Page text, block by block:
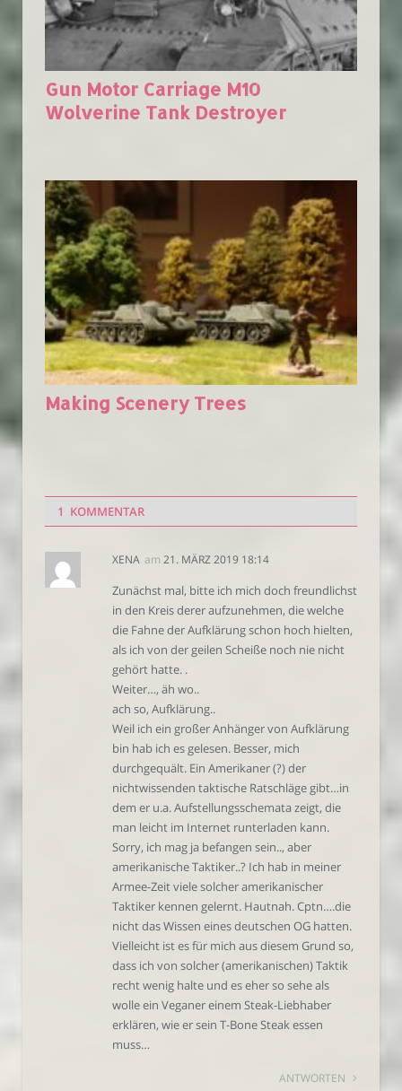
Gun Motor Carriage M10
Wolverine Tank Destroyer
Making Scenery Trees
1 KOMMENTAR
XENA am 21. MÄRZ 2019 18:14
Zunächst mal, bitte ich mich doch freundlichst
in den Kreis derer aufzunehmen, die welche
die Fahne der Aufklärung schon hoch hielten,
als ich von der geilen Scheiße noch nie nicht
gehört hatte. .
Weiter…, äh wo..
ach so, Aufklärung..
Weil ich ein großer Anhänger von Aufklärung
bin hab ich es gelesen. Besser, mich
durchgequält. Ein Amerikaner (?) der
nichtwissenden taktische Ratschläge gibt…in
dem er u.a. Aufstellungsschemata zeigt, die
man leicht im Internet runterladen kann.
Sorry, ich mag ja befangen sein.., aber
amerikanische Taktiker..? Ich hab in meiner
Armee-Zeit viele solcher amerikanischer
Taktiker kennen gelernt. Hautnah. Cptn….die
nicht das Wissen eines deutschen OG hatten.
Vielleicht ist es für mich aus diesem Grund so,
dass ich von solcher (amerikanischen) Taktik
recht wenig halte und es eher so sehe als
wolle ein Veganer einem Steak-Liebhaber
erklären, wie er sein T-Bone Steak essen
muss…
ANTWORTEN